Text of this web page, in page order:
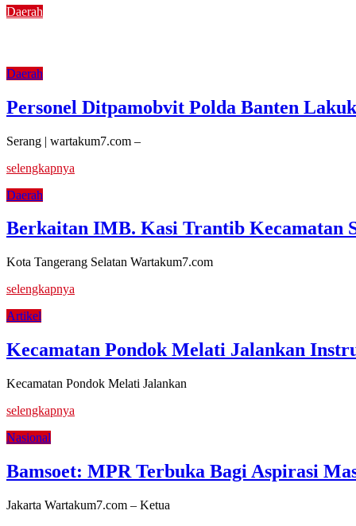
Daerah
Daerah
Personel Ditpamobvit Polda Banten
Serang | wartakum7.com –
selengkapnya
Daerah
Berkaitan IMB. Kasi Trantib Kecamatan
Kota Tangerang Selatan Wartakum7.com
selengkapnya
Artikel
Kecamatan Pondok Melati Jalankan
Kecamatan Pondok Melati Jalankan
selengkapnya
Nasional
Bamsoet: MPR Terbuka Bagi Aspirasi
Jakarta Wartakum7.com – Ketua